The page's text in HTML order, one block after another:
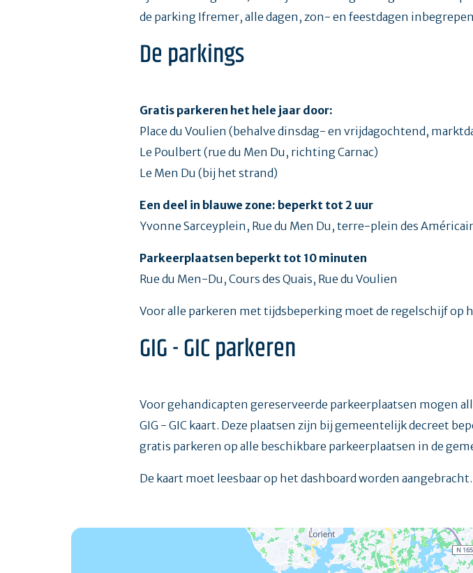
de parking Ifremer, alle dagen, zon- en feestdagen
De parkings
Gratis parkeren het hele jaar door:
Place du Voulien (behalve dinsdag- en vrijdagochtend,
Le Poulbert (rue du Men Du, richting Carnac)
Le Men Du (bij het strand)
Een deel in blauwe zone: beperkt tot 2 uur
Yvonne Sarceyplein, Rue du Men Du, terre-plein des
Parkeerplaatsen beperkt tot 10 minuten
Rue du Men-Du, Cours des Quais, Rue du Voulien
Voor alle parkeren met tijdsbeperking moet de regelschijf op
GIG - GIC parkeren
Voor gehandicapten gereserveerde parkeerplaatsen mogen
GIG - GIC kaart. Deze plaatsen zijn bij gemeentelijk decreet
gratis parkeren op alle beschikbare parkeerplaatsen in de
De kaart moet leesbaar op het dashboard worden aangebracht.